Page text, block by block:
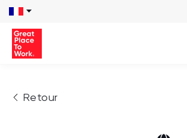
Retour